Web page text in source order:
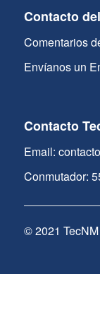
Contacto
Comentarios
Envíanos un
Contacto
Email:
Conmutador:
© 2021